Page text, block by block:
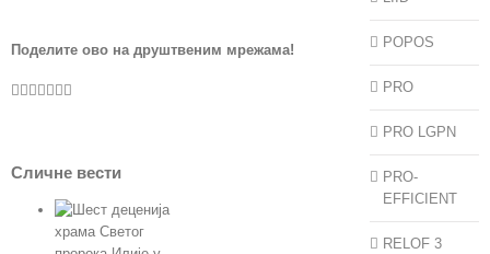
Поделите ово на друштвеним мрежама!
Facebook
Twitter
LinkedIn
WhatsApp
Pinterest
Vk
Сличне вести
POPOS
PRO
PRO LGPN
PRO-
EFFICIENT
RELOF 3